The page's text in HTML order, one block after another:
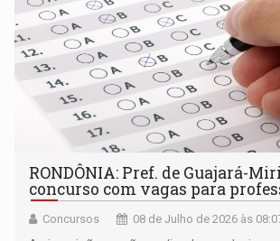
RONDÔNIA: Pref. de Guajará-
concurso com vagas para
Concursos 08 de Julho de 2026 às